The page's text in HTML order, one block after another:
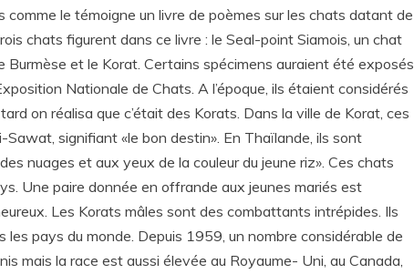
comme le témoigne un livre de poèmes sur les chats datant de
chats figurent dans ce livre : le Seal-point Siamois, un chat
Burmèse et le Korat. Certains spécimens auraient été exposés
Nationale de Chats. A l’époque, ils étaient considérés
on réalisa que c’était des Korats. Dans la ville de Korat, ces
signifiant «le bon destin». En Thaïlande, ils sont
nuages et aux yeux de la couleur du jeune riz». Ces chats
Une paire donnée en offrande aux jeunes mariés est
Les Korats mâles sont des combattants intrépides. Ils
pays du monde. Depuis 1959, un nombre considérable de
mais la race est aussi élevée au Royaume- Uni, au Canada,